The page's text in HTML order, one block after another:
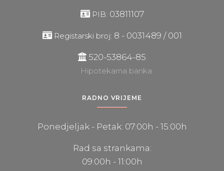
PIB: 03811107
Registarski broj: 8 - 0031489 / 001
520-53864-85
Hipotekarna banka
RADNO VRIJEME
Ponedjeljak - Petak: 07:00h - 15:00h
Rad sa strankama:
09:00h - 11:00h